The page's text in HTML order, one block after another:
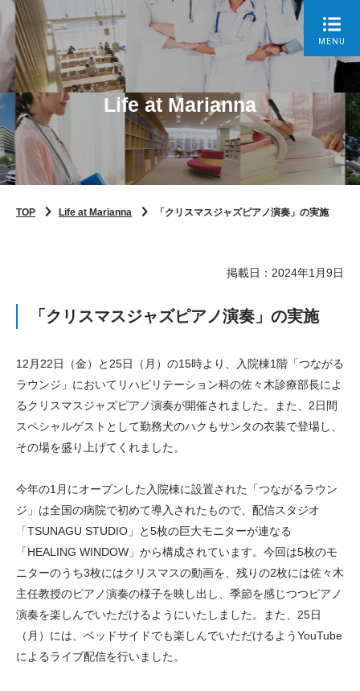
MENU
Life at Marianna
TOP Life at Marianna 「クリスマスジャズピアノ演奏」の実施
掲載日：2024年1月9日
「クリスマスジャズピアノ演奏」の実施
12月22日（金）と25日（月）の15時より、入院棟1階「つながる
ラウンジ」においてリハビリテーション科の佐々木診療部長によ
るクリスマスジャズピアノ演奏が開催されました。また、2日間
スペシャルゲストとして勤務犬のハクもサンタの衣装で登場し、
その場を盛り上げてくれました。
今年の1月にオープンした入院棟に設置された「つながるラウン
ジ」は全国の病院で初めて導入されたもので、配信スタジオ
「TSUNAGU STUDIO」と5枚の巨大モニターが連なる
「HEALING WINDOW」から構成されています。今回は5枚のモ
ニターのうち3枚にはクリスマスの動画を、残りの2枚には佐々木
主任教授のピアノ演奏の様子を映し出し、季節を感じつつピアノ
演奏を楽しんでいただけるようにいたしました。また、25日
（月）には、ベッドサイドでも楽しんでいただけるようYouTube
によるライブ配信を行いました。